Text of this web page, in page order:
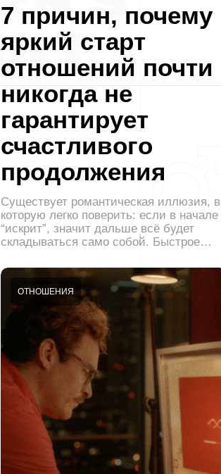
7 причин, почему
яркий старт
отношений почти
никогда не
гарантирует
счастливого
продолжения
Существует романтическая иллюзия, в
которую легко поверить: если в начале
“искрит”, значит дальше всё будет
складываться само собой. Быстрое…
ОТНОШЕНИЯ